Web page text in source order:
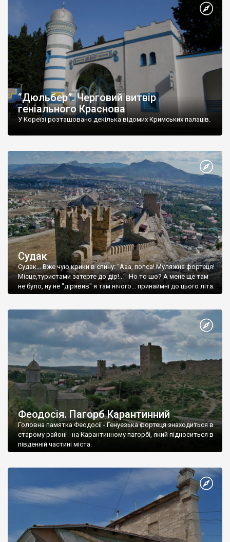
“Дюльбер”. Черговий витвір
геніального Краснова
У Кореїзі розташовано декілька відомих Кримських палаців.
Судак
Судак... Вже чую крики в спину: "Ааа, попса! Муляжна фортеця!
Місце,туристами затерте до дір!..." Но то шо? А мене ще там
не було, ну не "дірявив" я там нічого... принаймні до цього літа.
Феодосія. Пагорб Карантинний
Головна памятка Феодосії - Генуезька фортеця знаходиться в
старому районі - на Карантинному пагорбі, який підноситься в
південній частині міста.